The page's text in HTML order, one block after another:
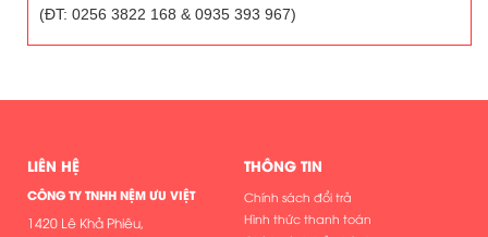
(ĐT: 0256 3822 168 & 0935 393 967)
LIÊN HỆ
CÔNG TY TNHH NỆM ƯU VIỆT
1420 Lê Khả Phiêu,
THÔNG TIN
Chính sách đổi trả
Hình thức thanh toán